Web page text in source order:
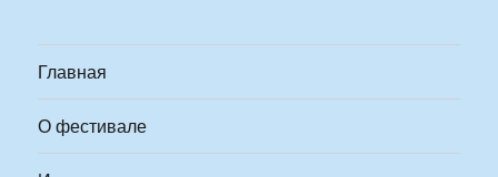
Главная
О фестивале